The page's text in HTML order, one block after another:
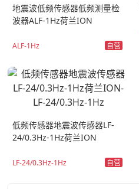
地震波低频传感器低频测量检
波器ALF-1Hz荷兰ION
ALF-1Hz 自营
低频传感器地震波传感器LF-
24/0.3Hz-1Hz荷兰ION
LF-24/0.3Hz-1Hz 自营